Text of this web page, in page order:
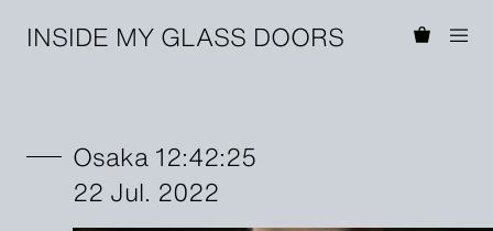
INSIDE MY GLASS DOORS
Osaka 12:42:25
22 Jul. 2022